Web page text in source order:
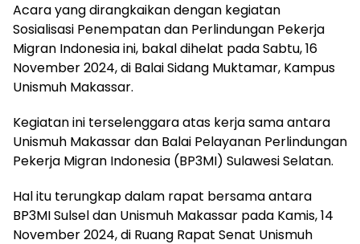
Acara yang dirangkaikan dengan kegiatan
Sosialisasi Penempatan dan Perlindungan Pekerja
Migran Indonesia ini, bakal dihelat pada Sabtu, 16
November 2024, di Balai Sidang Muktamar, Kampus
Unismuh Makassar.
Kegiatan ini terselenggara atas kerja sama antara
Unismuh Makassar dan Balai Pelayanan Perlindungan
Pekerja Migran Indonesia (BP3MI) Sulawesi Selatan.
Hal itu terungkap dalam rapat bersama antara
BP3MI Sulsel dan Unismuh Makassar pada Kamis, 14
November 2024, di Ruang Rapat Senat Unismuh